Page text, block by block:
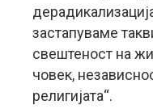
застапуваме
свештеност на
човек,
религијата“.